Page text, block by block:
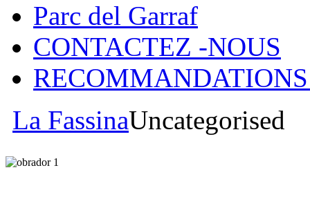
Parc del Garraf
CONTACTEZ -NOUS
La FassinaUncategorised